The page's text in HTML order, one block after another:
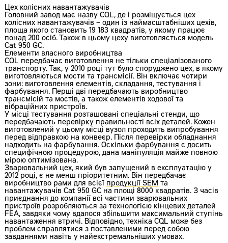
Цех колісних навантажувачів
Головний завод має назву CQL, де і розміщується цех
колісних навантажувачів – один із наймасштабніших цехів,
площа якого становить 19 183 квадратів, у якому працює
понад 200 осіб. Також в цьому цеху виготовляється модель
Cat 950 GC.
Елементи власного виробництва
CQL передбачає виготовлення не тільки спеціалізованого
транспорту. Так, у 2010 році тут було споруджено цех, в якому
виготовляються мости та трансмісії. Він включає чотири
зони: виготовлення елементів, складання, тестування і
фарбування. Перші дві передбачають виробництво
трансмісій та мостів, а також елементів ходової та
вібраційних пристроїв.
У місці тестування розташовані спеціальні стенди, що
передбачають перевірку правильності всіх деталей. Кожен
виготовлений у цьому місці вузол проходить випробування
перед відправкою на конвеєр. Після перевірки обладнання
надходить на фарбування. Оскільки фарбування є досить
специфічною процедурою, дана маніпуляція майже повною
мірою оптимізована.
Зварювальний цех, який був запущений в експлуатацію у
2012 році, є не менш пріоритетним. Він передбачає
виробництво рами для всієї продукції SEM та
навантажувачів Cat 950 GC на площі 8000 квадратів. З часів
приєднання до компанії всі частини зварювальних
пристроїв розробляються за технологією кінцевих деталей
FEA, завдяки чому вдалося збільшити максимальний ступінь
навантаження втричі. Відповідно, техніка CQL може без
проблем справлятися з поставленими перед собою
завданнями навіть у найекстремальніших умовах.